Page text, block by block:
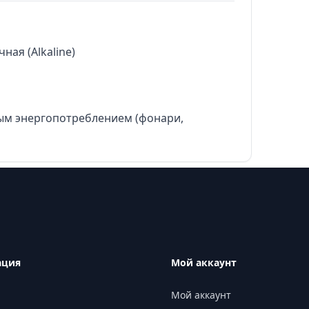
(Alkaline)
энергопотреблением (фонари,
Мой аккаунт
Мой аккаунт